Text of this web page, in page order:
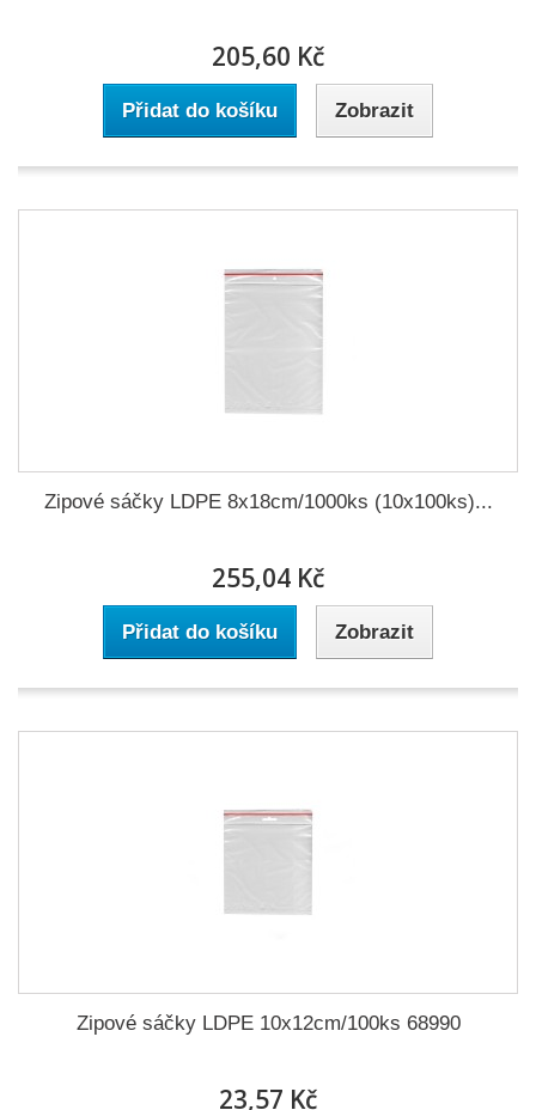
205,60 Kč
Přidat do košíku Zobrazit
Zipové sáčky LDPE 8x18cm/1000ks (10x100ks)...
255,04 Kč
Přidat do košíku Zobrazit
Zipové sáčky LDPE 10x12cm/100ks 68990
23,57 Kč